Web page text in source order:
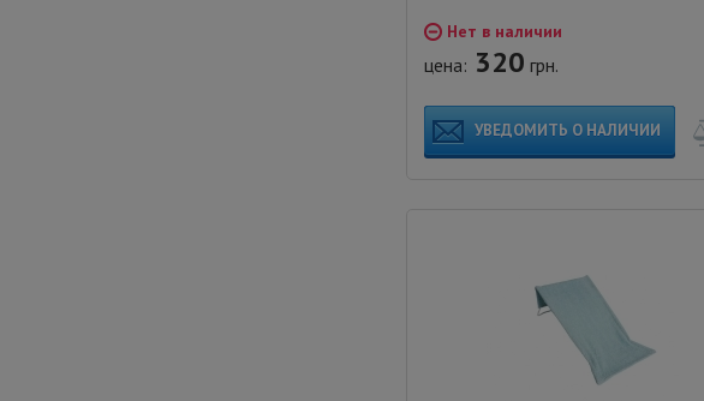
Нет в наличии
цена: 320 грн.
УВЕДОМИТЬ О НАЛИЧИИ